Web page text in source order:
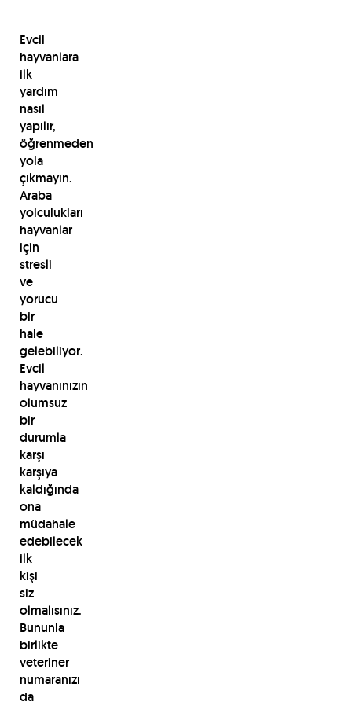
Evcil
hayvanlara
ilk
yardım
nasıl
yapılır,
öğrenmeden
yola
çıkmayın.
Araba
yolculukları
hayvanlar
için
stresli
ve
yorucu
bir
hale
gelebiliyor.
Evcil
hayvanınızın
olumsuz
bir
durumla
karşı
karşıya
kaldığında
ona
müdahale
edebilecek
ilk
kişi
siz
olmalısınız.
Bununla
birlikte
veteriner
numaranızı
da